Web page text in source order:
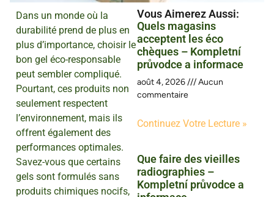
Dans un monde où la
durabilité prend de plus en
plus d’importance, choisir le
bon gel éco-responsable
peut sembler compliqué.
Pourtant, ces produits non
seulement respectent
l’environnement, mais ils
offrent également des
performances optimales.
Savez-vous que certains
gels sont formulés sans
produits chimiques nocifs,
Vous Aimerez Aussi :
Quels magasins
acceptent les éco
chèques – Kompletní
průvodce a informace
août 4, 2026
Aucun
commentaire
Continuez Votre Lecture »
Que faire des vieilles
radiographies –
Kompletní průvodce a